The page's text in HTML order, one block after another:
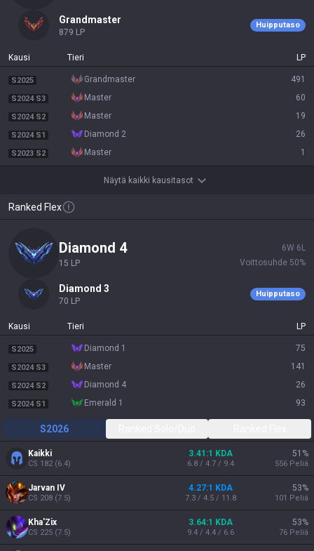
grandmaster
879 LP
Huipputaso
Kausi Tieri LP
S2025 grandmaster 491
S2024 S3 master 60
S2024 S2 master 19
S2024 S1 diamond 2 26
S2023 S2 master 1
Näytä kaikki kausitasot
Ranked Flex
diamond 4
15 LP
6W 6 L
Voittosuhde 50%
diamond 3
70 LP
Huipputaso
Kausi Tieri LP
S2025 diamond 1 75
S2024 S3 master 141
S2024 S2 diamond 4 26
S2024 S1 emerald 1 93
S2026
Kaikki
CS 182(6.4)
3.41:1 KDA
6.8 / 4.7 / 9.4
51 %
556 Peliä
Jarvan IV
CS 208 (7.5)
4.27:1 KDA
7.3 / 4.5 / 11.8
53%
101 Peliä
Kha'Zix
CS 225 (7.5)
3.64:1 KDA
9.4 / 4.4 / 6.6
53%
76 Peliä